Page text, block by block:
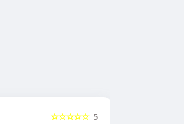
5
☆☆☆☆☆